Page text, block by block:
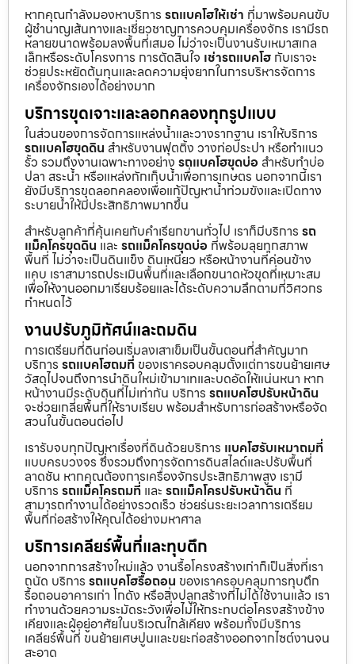
หากคุณกำลังมองหาบริการ รถแบคโฮให้เช่า ที่มาพร้อมคนขับ
ผู้ชำนาญเส้นทางและเชี่ยวชาญการควบคุมเครื่องจักร เรามีรถ
หลายขนาดพร้อมลงพื้นที่เสมอ ไม่ว่าจะเป็นงานรับเหมาสเกล
เล็กหรือระดับโครงการ การตัดสินใจ เช่ารถแบคโฮ กับเราจะ
ช่วยประหยัดต้นทุนและลดความยุ่งยากในการบริหารจัดการ
เครื่องจักรเองได้อย่างมาก
บริการขุดเจาะและลอกคลองทุกรูปแบบ
ในส่วนของการจัดการแหล่งน้ำและวางรากฐาน เราให้บริการ
รถแบคโฮขุดดิน สำหรับงานฟุตติ้ง วางท่อประปา หรือทำแนว
รั้ว รวมถึงงานเฉพาะทางอย่าง รถแบคโฮขุดบ่อ สำหรับทำบ่อ
ปลา สระน้ำ หรือแหล่งกักเก็บน้ำเพื่อการเกษตร นอกจากนี้เรา
ยังมีบริการขุดลอกคลองเพื่อแก้ปัญหาน้ำท่วมขังและเปิดทาง
ระบายน้ำให้มีประสิทธิภาพมากขึ้น
สำหรับลูกค้าที่คุ้นเคยกับคำเรียกขานทั่วไป เราก็มีบริการ รถ
แม็คโครขุดดิน และ รถแม็คโครขุดบ่อ ที่พร้อมลุยทุกสภาพ
พื้นที่ ไม่ว่าจะเป็นดินแข็ง ดินเหนียว หรือหน้างานที่ค่อนข้าง
แคบ เราสามารถประเมินพื้นที่และเลือกขนาดหัวขุดที่เหมาะสม
เพื่อให้งานออกมาเรียบร้อยและได้ระดับความลึกตามที่วิศวกร
กำหนดไว้
งานปรับภูมิทัศน์และถมดิน
การเตรียมที่ดินก่อนเริ่มลงเสาเข็มเป็นขั้นตอนที่สำคัญมาก
บริการ รถแบคโฮถมที่ ของเราครอบคลุมตั้งแต่การขนย้ายเศษ
วัสดุไปจนถึงการนำดินใหม่เข้ามาเทและบดอัดให้แน่นหนา หาก
หน้างานมีระดับดินที่ไม่เท่ากัน บริการ รถแบคโฮปรับหน้าดิน
จะช่วยเกลี่ยพื้นที่ให้ราบเรียบ พร้อมสำหรับการก่อสร้างหรือจัด
สวนในขั้นตอนต่อไป
เรารับจบทุกปัญหาเรื่องที่ดินด้วยบริการ แบคโฮรับเหมาถมที่
แบบครบวงจร ซึ่งรวมถึงการจัดการดินสไลด์และปรับพื้นที่
ลาดชัน หากคุณต้องการเครื่องจักรประสิทธิภาพสูง เรามี
บริการ รถแม็คโครถมที่ และ รถแม็คโครปรับหน้าดิน ที่
สามารถทำงานได้อย่างรวดเร็ว ช่วยร่นระยะเวลาการเตรียม
พื้นที่ก่อสร้างให้คุณได้อย่างมหาศาล
บริการเคลียร์พื้นที่และทุบตึก
นอกจากการสร้างใหม่แล้ว งานรื้อโครงสร้างเก่าก็เป็นสิ่งที่เรา
ถนัด บริการ รถแบคโฮรื้อถอน ของเราครอบคลุมการทุบตึก
รื้อถอนอาคารเก่า โกดัง หรือสิ่งปลูกสร้างที่ไม่ได้ใช้งานแล้ว เรา
ทำงานด้วยความระมัดระวังเพื่อไม่ให้กระทบต่อโครงสร้างข้าง
เคียงและผู้อยู่อาศัยในบริเวณใกล้เคียง พร้อมทั้งมีบริการ
เคลียร์พื้นที่ ขนย้ายเศษปูนและขยะก่อสร้างออกจากไซต์งานจน
สะอาด